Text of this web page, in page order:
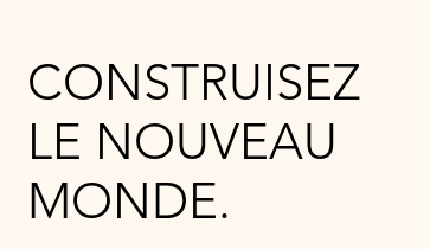
CONSTRUISEZ
LE NOUVEAU
MONDE.